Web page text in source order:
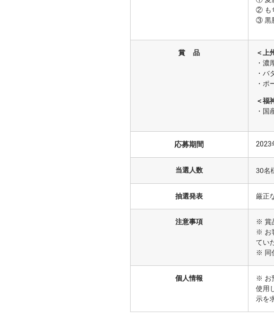
② も
③ 黒
賞 品
＜上
・濃
・バ
・ポ
＜福
・ 国
応募期間 2023
当選人数 30名
抽選発表 厳正
注意事項
※ 賞
※ お
てい
※ 同
個人情報
※ お
使用
示を